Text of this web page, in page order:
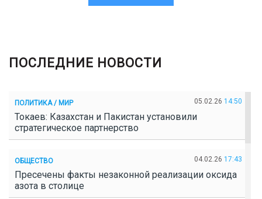
ПОСЛЕДНИЕ НОВОСТИ
ПОЛИТИКА / МИР 05.02.26 14:50
Токаев: Казахстан и Пакистан установили
стратегическое партнерство
ОБЩЕСТВО 04.02.26 17:43
Пресечены факты незаконной реализации оксида
азота в столице